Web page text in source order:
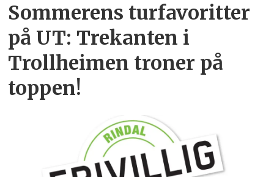
Sommerens turfavoritter
på UT: Trekanten i
Trollheimen troner på
toppen!